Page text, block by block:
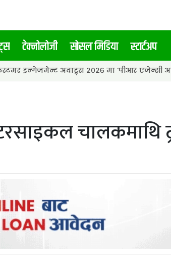
टेक्नोलोजी सोसल मिडिया स्टार्टअप
२०२६ मा ‘पीआर एजेन्सी अफ द इयर’ अवार्ड
चालकमाथि